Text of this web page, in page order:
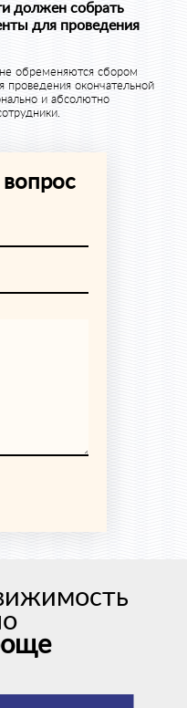
должен собрать
для проведения
обременяются сбором
проведения окончательной
и абсолютно
вопрос